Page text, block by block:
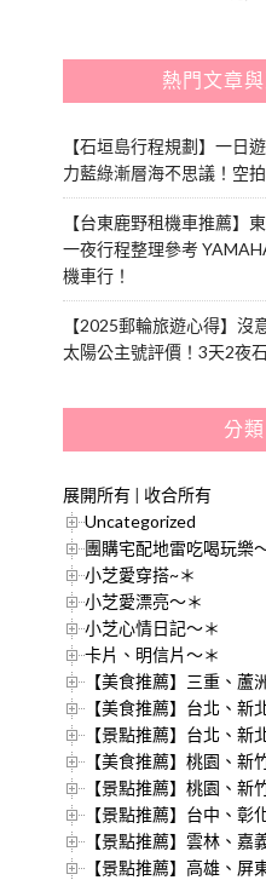
熱門文章與
【石垣島行程規劃】一日
力藍綠漸層海不思議！空
【台東鹿野租機車推薦】
一夜行程整理參考
機車行！
【2025郵輪旅遊心得】沒
太陽公主號評價！3天2夜
分類
展開所有 | 收合所有
Uncategorized
團購宅配地雷吃喝玩樂
小芝愛穿搭~＊
小芝愛漂亮～＊
小芝心情日記～＊
卡片、明信片～＊
【美食推薦】三重、蘆
【美食推薦】台北、新
【景點推薦】台北、新
【美食推薦】桃園、新
【景點推薦】桃園、新
【景點推薦】台中、彰
【景點推薦】雲林、嘉
【景點推薦】高雄、屏